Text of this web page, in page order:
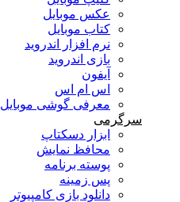
عکس موبایل
کتاب موبایل
نرم افزار اندروید
بازی اندروید
آیفون
اس ام اس
معرفی گوشی موبایل
سرگرمی
ابزار دسکتاپ
محافظ نمایش
پوسته برنامه
پس زمینه
دانلود بازی کامپیوتر